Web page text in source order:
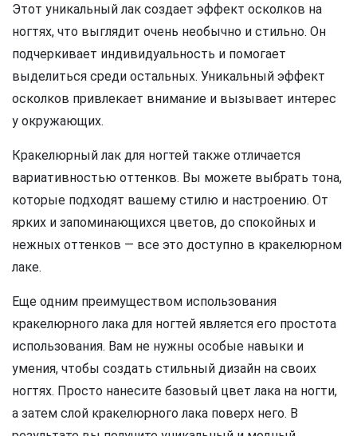
Этот уникальный лак создает эффект осколков на
ногтях, что выглядит очень необычно и стильно. Он
подчеркивает индивидуальность и помогает
выделиться среди остальных. Уникальный эффект
осколков привлекает внимание и вызывает интерес
у окружающих.
Кракелюрный лак для ногтей также отличается
вариативностью оттенков. Вы можете выбрать тона,
которые подходят вашему стилю и настроению. От
ярких и запоминающихся цветов, до спокойных и
нежных оттенков — все это доступно в кракелюрном
лаке.
Еще одним преимуществом использования
кракелюрного лака для ногтей является его простота
использования. Вам не нужны особые навыки и
умения, чтобы создать стильный дизайн на своих
ногтях. Просто нанесите базовый цвет лака на ногти,
а затем слой кракелюрного лака поверх него. В